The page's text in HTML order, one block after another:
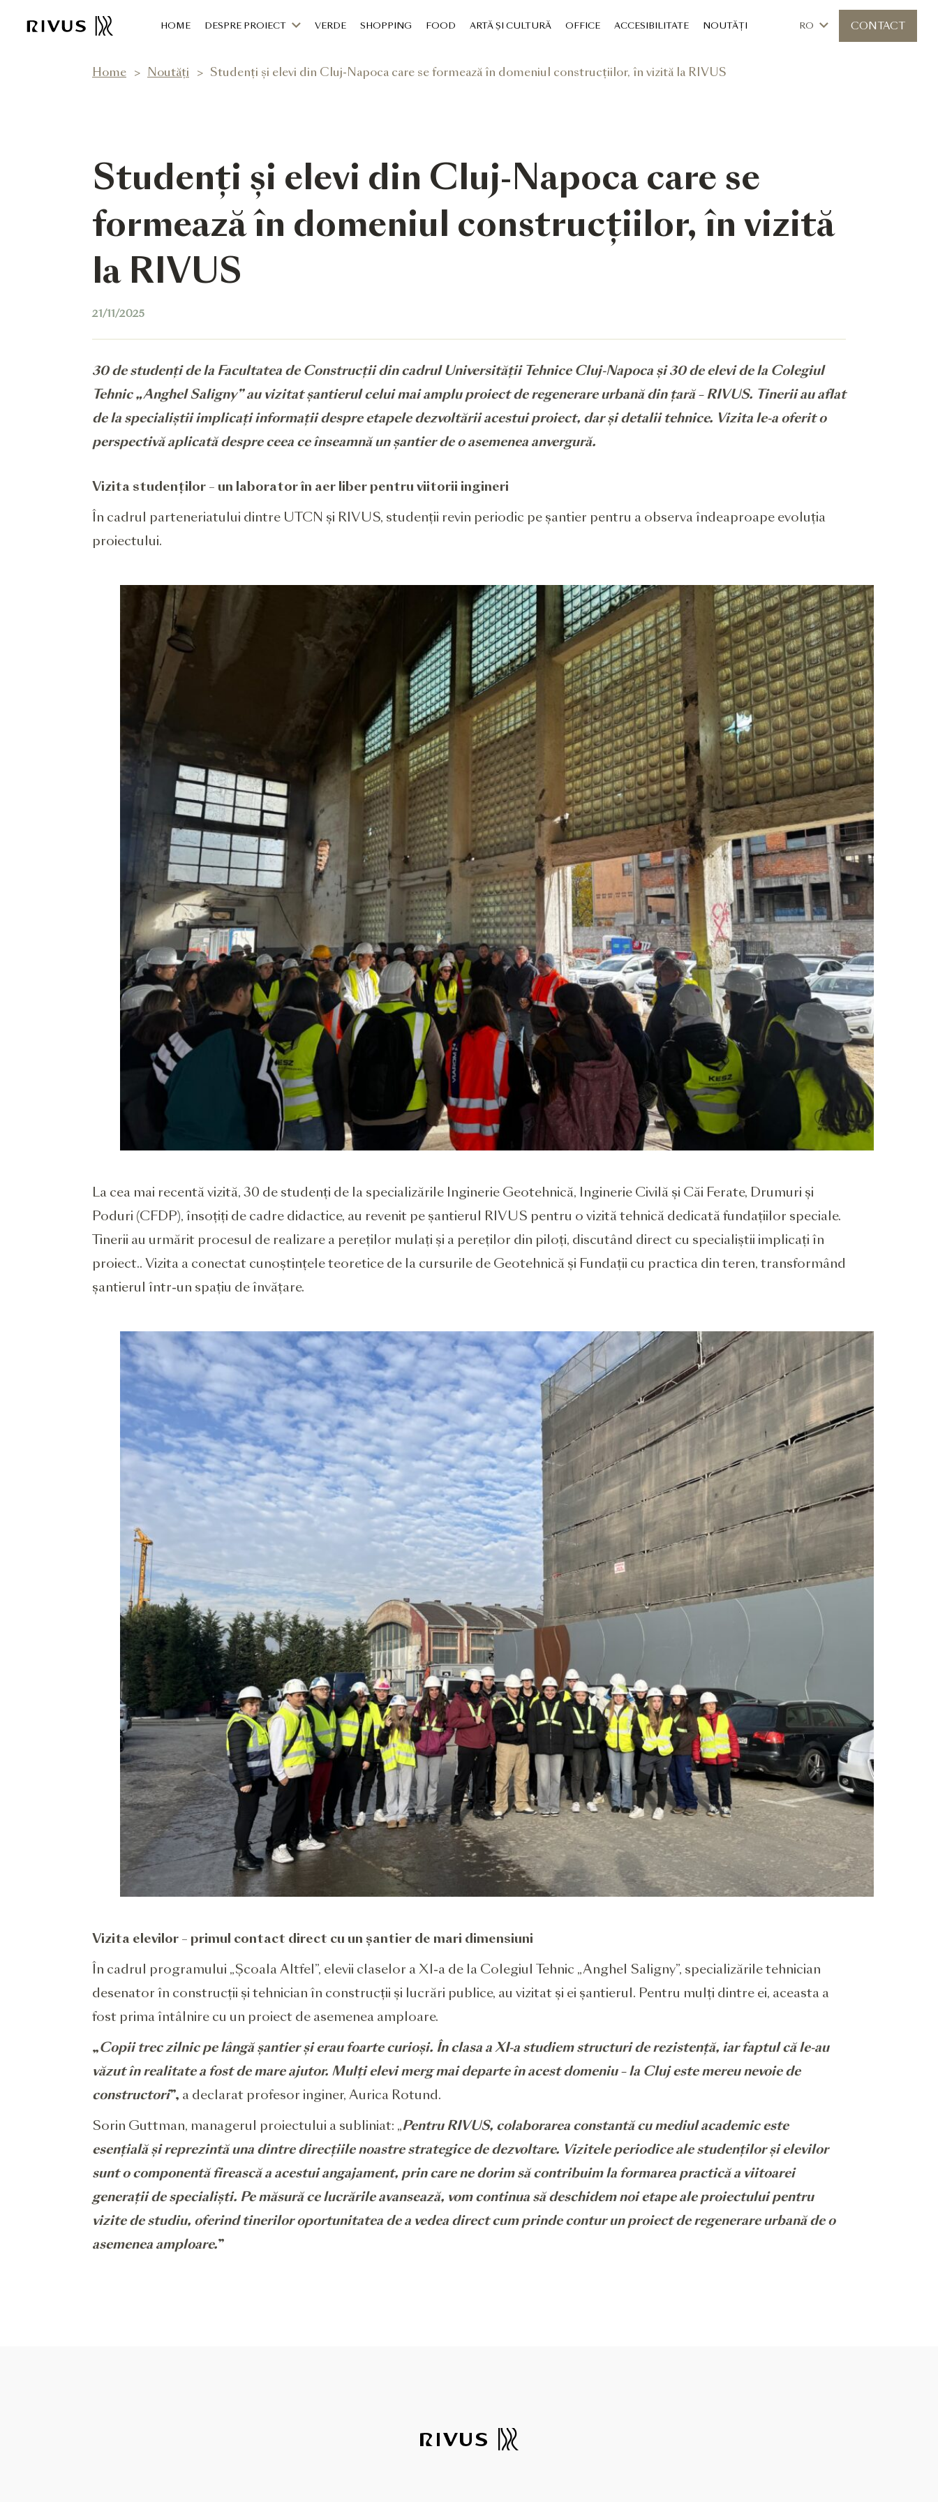
HOME DESPRE PROIECT VERDE SHOPPING FOOD ARTĂ ȘI CULTURĂ OFFICE ACCESIBILITATE NOUTĂȚI RO CONTACT
Home Noutăți Studenți și elevi din Cluj-Napoca care se formează în domeniul construcțiilor, în vizită la RIVUS
Studenți și elevi din Cluj-Napoca care se
formează în domeniul construcțiilor, în vizită
la RIVUS
21/11/2025
30 de studenți de la Facultatea de Construcții din cadrul Universității Tehnice Cluj-Napoca și 30 de elevi de la Colegiul
Tehnic „Anghel Saligny” au vizitat șantierul celui mai amplu proiect de regenerare urbană din țară – RIVUS. Tinerii au aflat
de la specialiștii implicați informații despre etapele dezvoltării acestui proiect, dar și detalii tehnice. Vizita le-a oferit o
perspectivă aplicată despre ceea ce înseamnă un șantier de o asemenea anvergură.
Vizita studenților – un laborator în aer liber pentru viitorii ingineri
În cadrul parteneriatului dintre UTCN și RIVUS, studenții revin periodic pe șantier pentru a observa îndeaproape evoluția
proiectului.
La cea mai recentă vizită, 30 de studenți de la specializările Inginerie Geotehnică, Inginerie Civilă și Căi Ferate, Drumuri și
Poduri (CFDP), însoțiți de cadre didactice, au revenit pe șantierul RIVUS pentru o vizită tehnică dedicată fundațiilor speciale.
Tinerii au urmărit procesul de realizare a pereților mulați și a pereților din piloți, discutând direct cu specialiștii implicați în
proiect.. Vizita a conectat cunoștințele teoretice de la cursurile de Geotehnică și Fundații cu practica din teren, transformând
șantierul într-un spațiu de învățare.
Vizita elevilor – primul contact direct cu un șantier de mari dimensiuni
În cadrul programului „Școala Altfel”, elevii claselor a XI-a de la Colegiul Tehnic „Anghel Saligny”, specializările tehnician
desenator în construcții și tehnician în construcții și lucrări publice, au vizitat și ei șantierul. Pentru mulți dintre ei, aceasta a
fost prima întâlnire cu un proiect de asemenea amploare.
„Copii trec zilnic pe lângă șantier și erau foarte curioși. În clasa a XI-a studiem structuri de rezistență, iar faptul că le-au
văzut în realitate a fost de mare ajutor. Mulți elevi merg mai departe în acest domeniu – la Cluj este mereu nevoie de
constructori”, a declarat profesor inginer, Aurica Rotund.
Sorin Guttman, managerul proiectului a subliniat: „Pentru RIVUS, colaborarea constantă cu mediul academic este
esențială și reprezintă una dintre direcțiile noastre strategice de dezvoltare. Vizitele periodice ale studenților și elevilor
sunt o componentă firească a acestui angajament, prin care ne dorim să contribuim la formarea practică a viitoarei
generații de specialiști. Pe măsură ce lucrările avansează, vom continua să deschidem noi etape ale proiectului pentru
vizite de studiu, oferind tinerilor oportunitatea de a vedea direct cum prinde contur un proiect de regenerare urbană de o
asemenea amploare.”